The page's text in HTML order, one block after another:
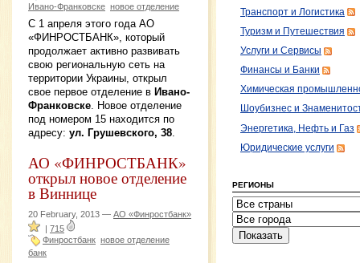
Ивано-Франковске новое отделение
С 1 апреля этого года АО
«ФИНРОСТБАНК», который
продолжает активно развивать
свою региональную сеть на
территории Украины, открыл
свое первое отделение в Ивано-
Франковске. Новое отделение
под номером 15 находится по
адресу: ул. Грушевского, 38.
АО «ФИНРОСТБАНК»
открыл новое отделение
в Виннице
20 February, 2013 — АО «Финростбанк»
| 715
Финростбанк новое отделение
банк
Транспорт и Логистика
Туризм и Путешествия
Услуги и Сервисы
Финансы и Банки
Химическая
Шоубизнес и
Энергетика, Нефть и Газ
Юридические услуги
РЕГИОНЫ